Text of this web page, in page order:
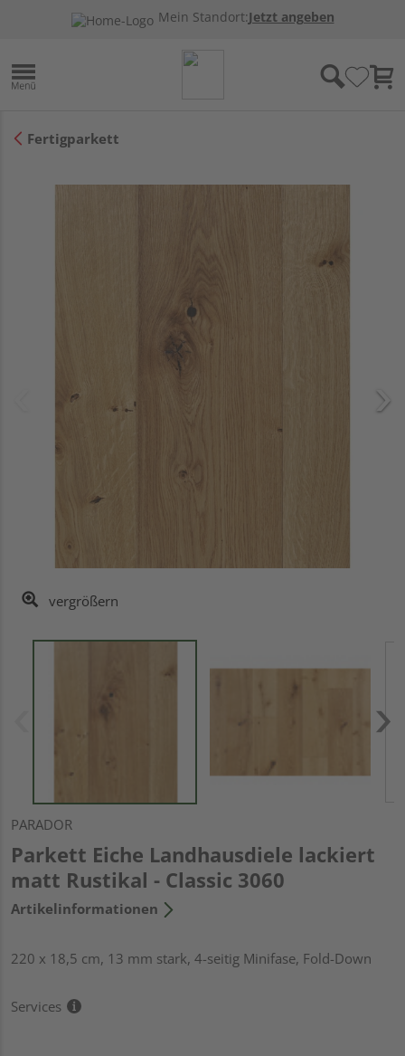
Mein Standort:Jetzt angeben
Fertigparkett
vergrößern
PARADOR
Parkett Eiche Landhausdiele lackiert
matt Rustikal - Classic 3060
Artikelinformationen
220 x 18,5 cm, 13 mm stark, 4-seitig Minifase, Fold-Down
Services